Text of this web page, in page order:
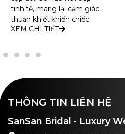
tinh tế, mang lại cảm giác
thuần khiết khiến chiếc
XEM CHI TIẾT
THÔNG TIN LIÊN HỆ
SanSan Bridal - Luxury